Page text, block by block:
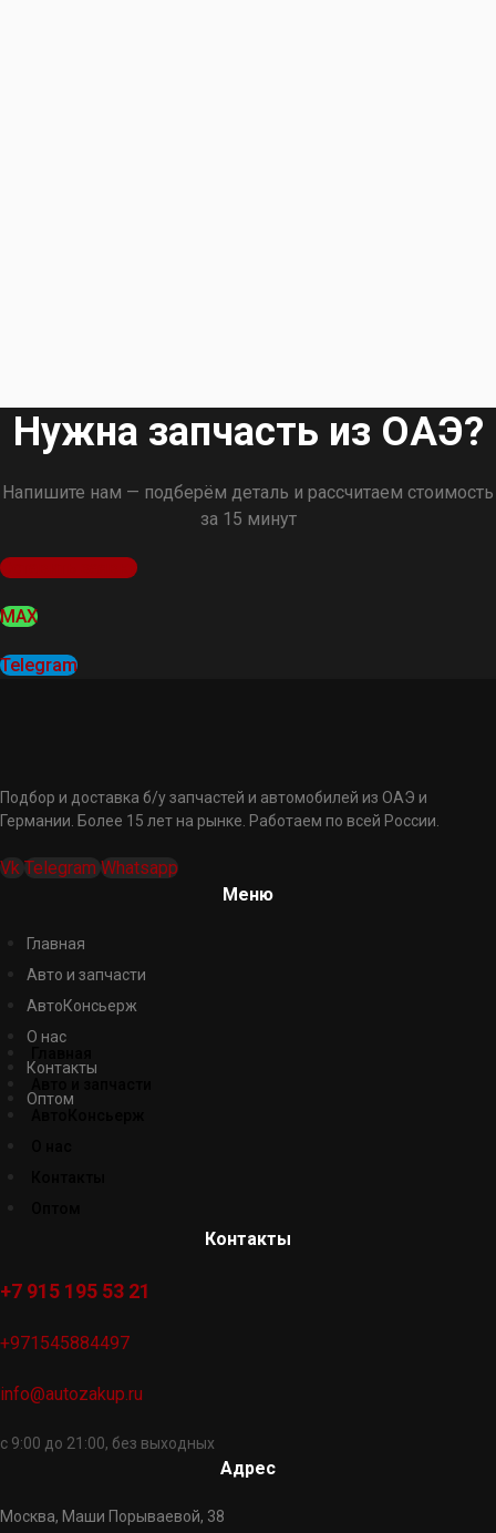
Нужна запчасть из ОАЭ?
Напишите нам — подберём деталь и рассчитаем стоимость
за 15 минут
Оставить заявку
MAX
Telegram
Подбор и доставка б/у запчастей и автомобилей из ОАЭ и
Германии. Более 15 лет на рынке. Работаем по всей России.
Vk Telegram Whatsapp
Меню
Главная
Авто и запчасти
АвтоКонсьерж
О нас
Контакты
Оптом
Контакты
+7 915 195 53 21
+971545884497
info@autozakup.ru
с 9:00 до 21:00, без выходных
Адрес
Москва, Маши Порываевой, 38